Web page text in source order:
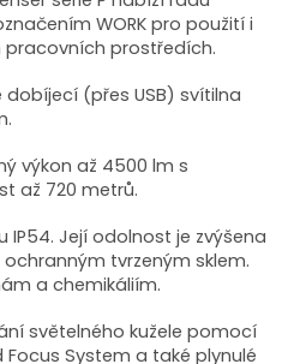
WORK pro použití i
prostředích.
je dobíjecí (přes USB) svítilna
výkon až 4500 lm s
až 720 metrů.
IP54. Její odolnost je zvýšena
tvrzeným sklem.
a chemikáliím.
světelného kužele pomocí
System a také plynulé